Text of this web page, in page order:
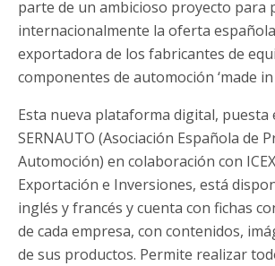
parte de un ambicioso proyecto para
internacionalmente la oferta
exportadora de los fabricantes de
componentes de automoción ‘made in
Esta nueva plataforma digital, puesta
SERNAUTO (Asociación Española de
Automoción) en colaboración con
Exportación e Inversiones, está
inglés y francés y cuenta con fichas
de cada empresa, con contenidos,
de sus productos. Permite realizar